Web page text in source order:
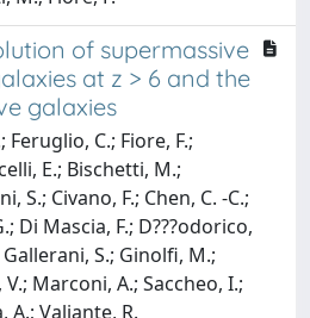
of supermassive
at z > 6 and the
galaxies
C.; Fiore, F.;
E.; Bischetti, M.;
S.; Civano, F.; Chen, C. -C.;
Di Mascia, F.; D???odorico,
Gallerani, S.; Ginolfi, M.;
Marconi, A.; Saccheo, I.;
A.; Valiante, R.